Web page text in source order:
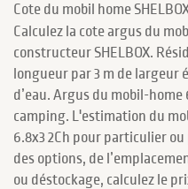
Cote du mobil home
Calculez la cote argus du
constructeur SHELBOX.
longueur par 3 m de largeur
d’eau. Argus du mobil-home
camping. L'estimation du
6.8x3 2Ch pour particulier
des options, de
ou déstockage, calculez le